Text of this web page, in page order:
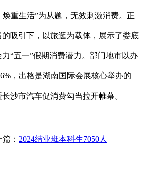
焕重生活”为从题，无效刺激消费。正
吸引下，以旅逛为载体，展示了娄底
“五一”假期消费潜力。部门地市以办
，出格是湖南国际会展核心举办的
沙市汽车促消费勾当拉开帷幕。
： 2024结业班本科生7050人